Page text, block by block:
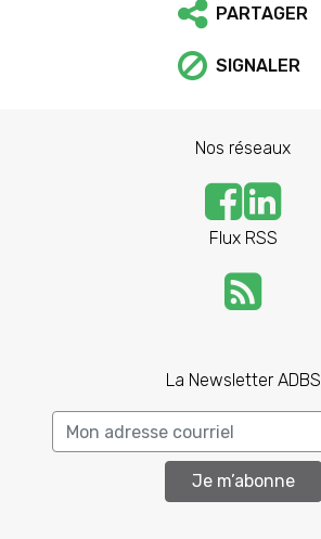
PARTAGER
SIGNALER
Nos réseaux
Flux RSS
La Newsletter ADBS
Je m’abonne